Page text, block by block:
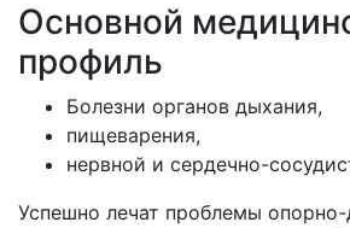
Основной
профиль
Болезни органов дыхания,
пищеварения,
нервной и сердечно-
Успешно лечат проблемы опорно-